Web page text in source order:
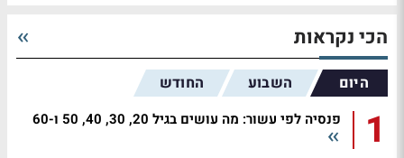
הכי נקראות
היום השבוע החודש
1 פנסיה לפי עשור: מה עושים בגיל 20, 30, 40, 50 ו-60